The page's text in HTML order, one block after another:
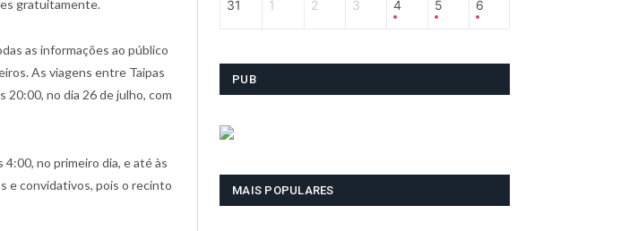
gratuitamente.
as informações ao público
As viagens entre Taipas
20:00, no dia 26 de julho, com
no primeiro dia, e até às
e convidativos, pois o recinto
31 1 2 3 4 5 6
PUB
MAIS POPULARES